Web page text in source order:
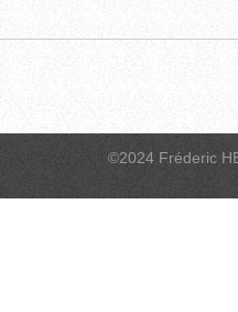
©2024 Fréderic